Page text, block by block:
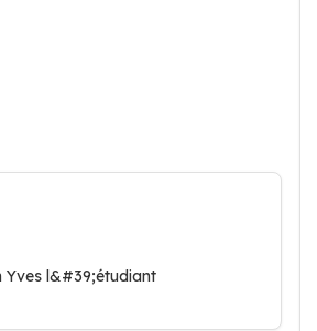
Yves l&#39;étudiant